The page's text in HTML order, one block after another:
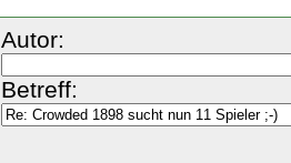
Autor:
Betreff: